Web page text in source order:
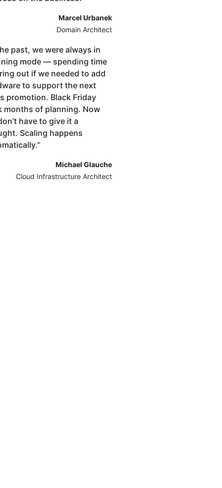
Marcel Urbanek
Domain Architect
past, we were always in
mode — spending time
out if we needed to add
to support the next
promotion. Black Friday
months of planning. Now
have to give it a
Scaling happens
”
Michael Glauche
Cloud Infrastructure Architect